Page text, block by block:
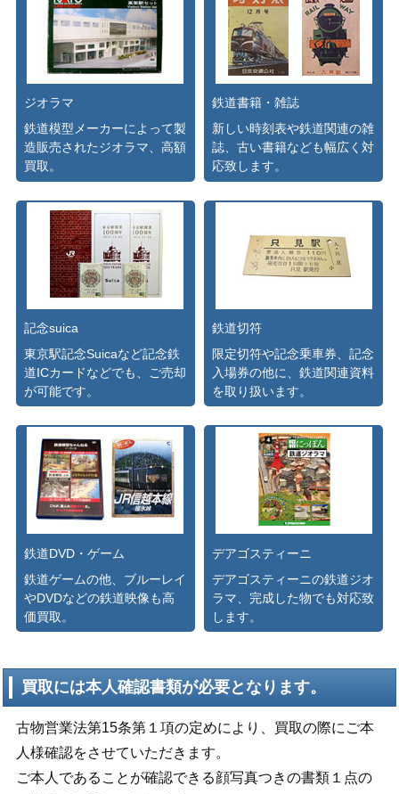
ジオラマ
鉄道模型メーカーによって製
造販売されたジオラマ、高額
買取。
鉄道書籍・雑誌
新しい時刻表や鉄道関連の雑
誌、古い書籍なども幅広く対
応致します。
記念suica
東京駅記念Suicaなど記念鉄
道ICカードなどでも、ご売却
が可能です。
鉄道切符
限定切符や記念乗車券、記念
入場券の他に、鉄道関連資料
を取り扱います。
鉄道DVD・ゲーム
鉄道ゲームの他、ブルーレイ
やDVDなどの鉄道映像も高
価買取。
デアゴスティーニ
デアゴスティーニの鉄道ジオ
ラマ、完成した物でも対応致
します。
買取には本人確認書類が必要となります。
古物営業法第15条第１項の定めにより、買取の際にご本
人様確認をさせていただきます。
ご本人であることが確認できる顔写真つきの書類１点の